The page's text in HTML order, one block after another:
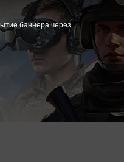
баннера через